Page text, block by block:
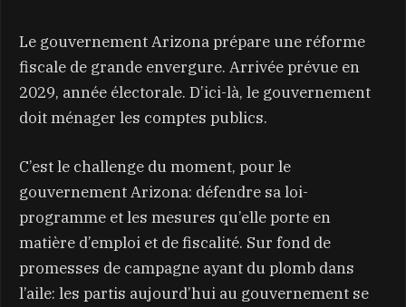
Le gouvernement Arizona prépare une réforme
fiscale de grande envergure. Arrivée prévue en
2029, année électorale. D’ici-là, le gouvernement
doit ménager les comptes publics.
C’est le challenge du moment, pour le
gouvernement Arizona: défendre sa loi-
programme et les mesures qu’elle porte en
matière d’emploi et de fiscalité. Sur fond de
promesses de campagne ayant du plomb dans
l’aile: les partis aujourd’hui au gouvernement se